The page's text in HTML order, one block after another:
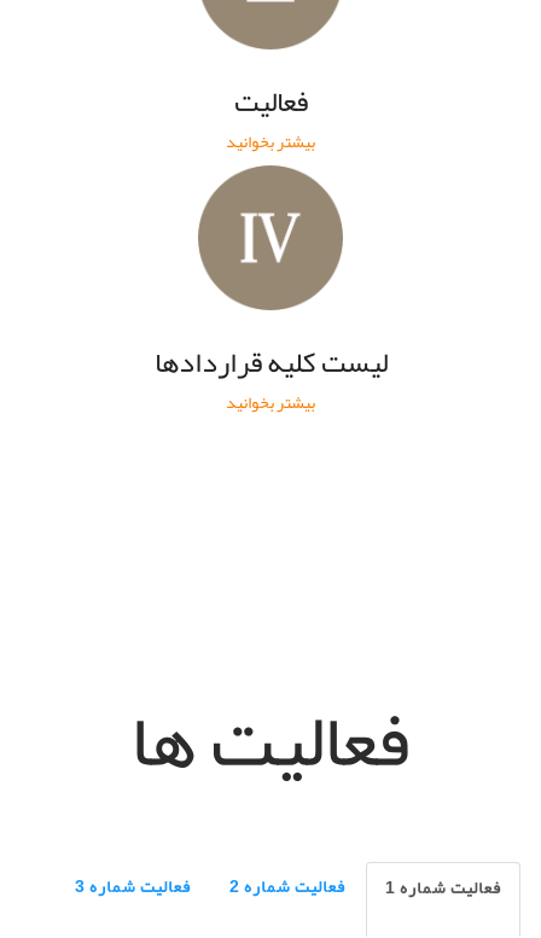
فعاليت
بیشتر بخوانید
ليست کليه قراردادها
بیشتر بخوانید
فعالیت ها
فعالیت شماره 1 فعالیت شماره 2 فعالیت شماره 3